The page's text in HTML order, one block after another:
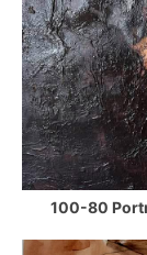
100-80